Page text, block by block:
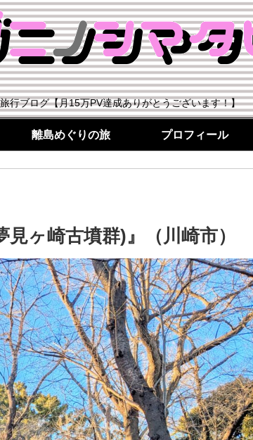
行ブログ【月15万PV達成ありがとうございます！】
離島めぐりの旅 プロフィール
ヶ崎古墳群)』（川崎市）